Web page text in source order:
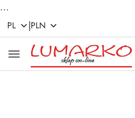
...
Przejdź do treści
Przejdź do wyszukiwarki
Przejdź do moje konto
Przejdź do menu
Przejdź do stopki
PL |PLN